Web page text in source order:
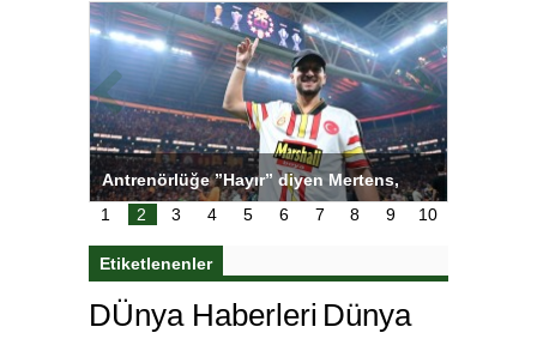
Antrenörlüğe ”Hayır” diyen Mertens,
Galatasaray’dan bakın ne istedi
1
2 3 4 5 6 7 8 9 10
Etiketlenenler
DÜnya Haberleri Dünya